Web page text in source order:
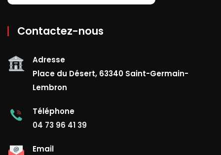
Contactez-nous
Adresse
Place du Désert, 63340 Saint-Germain-
Lembron
Téléphone
04 73 96 41 39
Email